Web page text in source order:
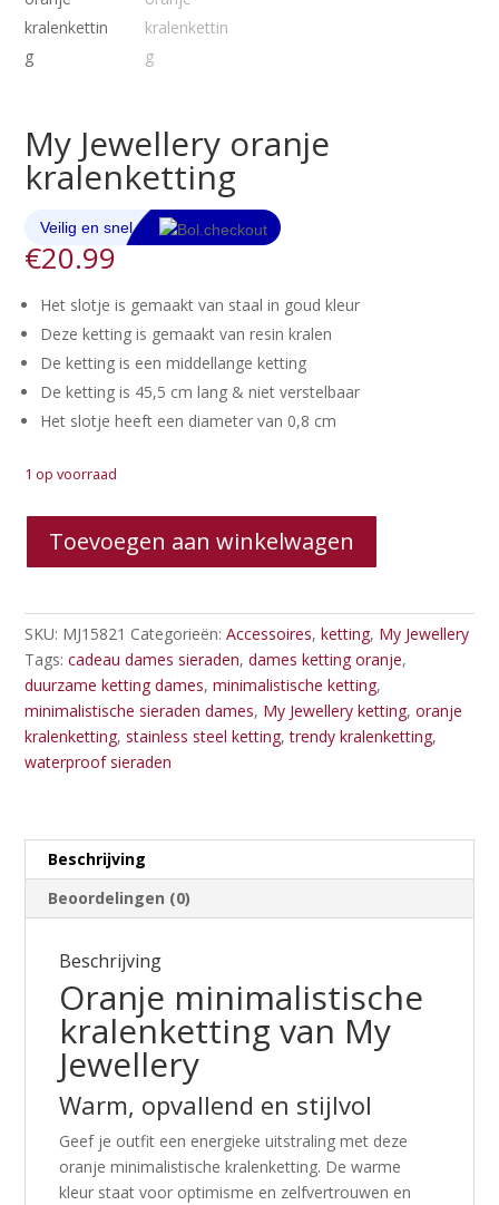
My Jewellery oranje
kralenketting
€20.99
Het slotje is gemaakt van staal in goud kleur
Deze ketting is gemaakt van resin kralen
De ketting is een middellange ketting
De ketting is 45,5 cm lang & niet verstelbaar
Het slotje heeft een diameter van 0,8 cm
1 op voorraad
Jewellery
aantal
Toevoegen aan winkelwagen
SKU: MJ15821 Categorieën:Accessoires,ketting, My Jewellery
Tags:cadeau dames sieraden,dames ketting oranje,
duurzame ketting dames,minimalistische ketting,
minimalistische sieraden dames, My Jewellery ketting,oranje
kralenketting,stainless steel ketting,trendy kralenketting,
waterproof sieraden
Beschrijving
Beoordelingen (0)
Beschrijving
Oranje minimalistische
kralenketting van My
Jewellery
Warm, opvallend en stijlvol
Geef je outfit een energieke uitstraling met deze
oranje minimalistische kralenketting. De warme
kleur staat voor optimisme en zelfvertrouwen en